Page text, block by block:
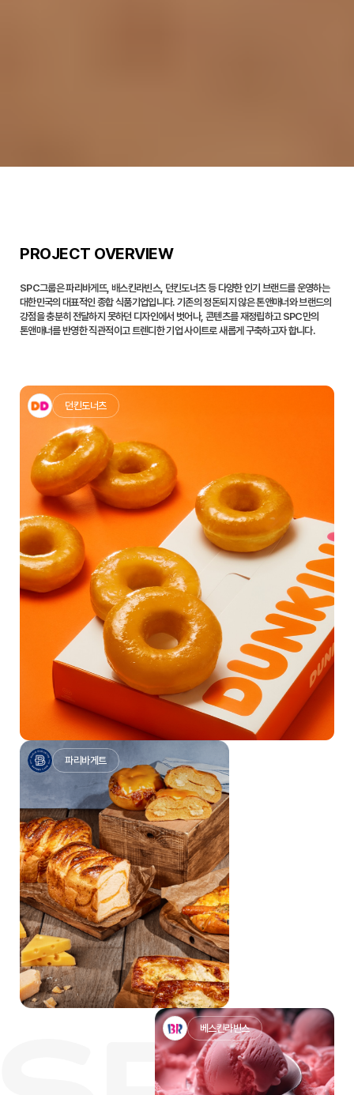
PROJECT OVERVIEW
SPC그룹은 파리바게뜨, 배스킨라빈스, 던킨도너츠 등 다양한 인기 브랜드를 운영하는
대한민국의 대표적인 종합 식품기업입니다. 기존의 정돈되지 않은 톤앤매너와브랜드의
강점을 충분히 전달하지 못하던 디자인에서 벗어나, 콘텐츠를 재정립하고 SPC만의
톤앤매너를 반영한 직관적이고 트렌디한 기업 사이트로 새롭게 구축하고자 합니다.
던킨도너츠
파리바게트
베스킨라빈스